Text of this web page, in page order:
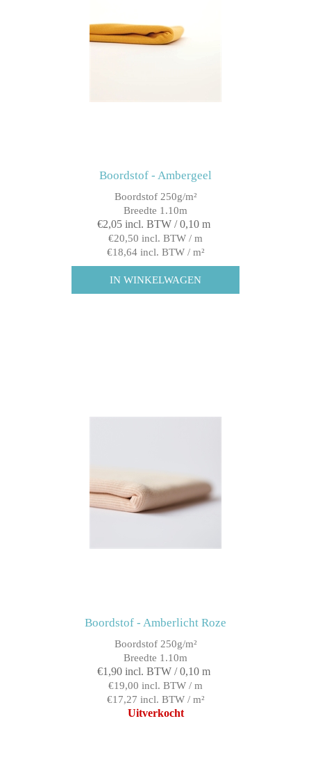
Boordstof - Ambergeel
Boordstof 250g/m²
Breedte 1.10m
€2,05 incl. BTW / 0,10 m
€20,50 incl. BTW / m
€18,64 incl. BTW / m²
Boordstof - Amberlicht Roze
Boordstof 250g/m²
Breedte 1.10m
€1,90 incl. BTW / 0,10 m
€19,00 incl. BTW / m
€17,27 incl. BTW / m²
Uitverkocht